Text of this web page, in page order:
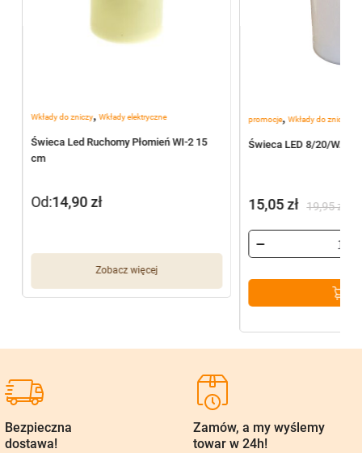
Wkłady do zniczy, Wkłady elektryczne
Świeca Led Ruchomy Płomień WI-2 15
cm
Zobacz więcej
Od:14,90zł
promocje,Wkłady do zniczy
Świeca LED 8/20/WAX
19,95zł
cena
wynosiła:
19,95 zł.
15,05zł
cena
wynosi:
15,05 zł.
Bezpieczna
dostawa!
Zamów, a my wyślemy
towar w 24h!